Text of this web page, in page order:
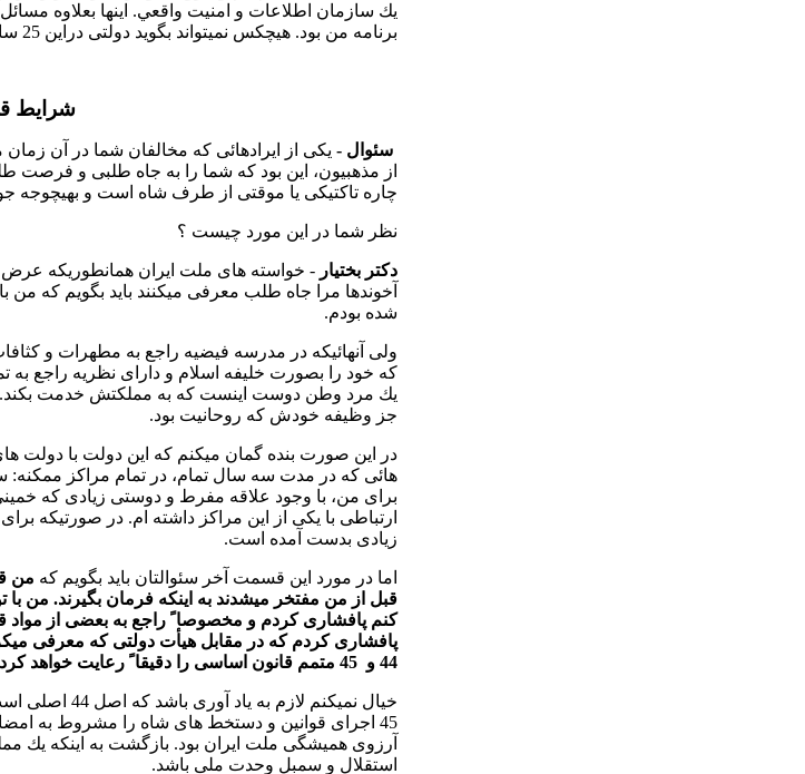
يك سازمان اطلاعات و امنيت واقعي. اينها بعلاوه
برنامه من بود. هيچكس نميتواند بگويد دولتی دراين 25 سال آمد كه چنين برنامه ای داشت.
شرايط
سئوال - يكی از ايرادهائی كه مخالفان شما در آن
از مذهبيون، اين بود كه شما را به جاه طلبی و فرصت
چاره تاكتيكی يا موقتی از طرف شاه است و بهيچوجه
نظر شما در اين مورد چيست ؟
دكتر بختيار - خواسته های ملت ايران همانطوريكه عرض
آخوندها مرا جاه طلب معرفی ميكنند بايد بگويم كه
شده بودم.
ولی آنهائيكه در مدرسه فيضيه راجع به مطهرات و
كه خود را بصورت خليفه اسلام و دارای نظريه راجع
يك مرد وطن دوست اينست كه به مملكتش خدمت بكند.
جز وظيفه خودش كه روحانيت بود.
در اين صورت بنده گمان ميكنم كه اين دولت با دولت
هائی كه در مدت سه سال تمام، در تمام مراكز ممكنه:
برای من، با وجود علاقه مفرط و دوستی زيادی كه
ارتباطی با يكی از اين مراكز داشته ام. در صورتيكه
زيادی بدست آمده است.
اما در مورد اين قسمت آخر سئوالتان بايد بگويم كه من
قبل از من مفتخر ميشدند به اينكه فرمان بگيرند. من
كنم پافشاری كردم و مخصوصا ً راجع به بعضی از مواد
پافشاری كردم كه در مقابل هيأت دولتی كه معرفی
44 و 45 متمم قانون اساسی را دقيقا ً رعايت خواهد كرد.
خيال
45 اجرای قوانين و دستخط های شاه را مشروط به
آرزوی هميشگی ملت ايران بود. بازگشت به اينكه
استقلال و سمبل وحدت ملی باشد.